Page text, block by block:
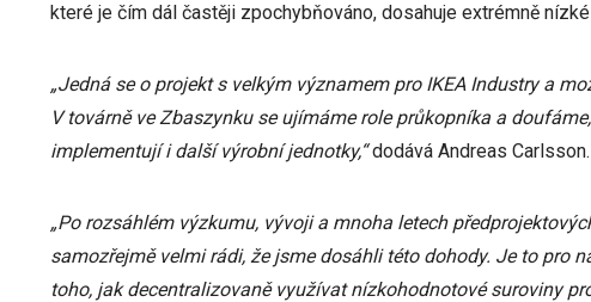
které je čím dál častěji zpochybňováno, dosahuje extrémně
„Jedná se o projekt s velkým významem pro IKEA Industry a
V továrně ve Zbaszynku se ujímáme role průkopníka a
implementují i další výrobní jednotky,“dodává Andreas Carlsson.
„Po rozsáhlém výzkumu, vývoji a mnoha letech
samozřejmě velmi rádi, že jsme dosáhli této dohody. Je to pro
toho, jak decentralizovaně využívat nízkohodnotové suroviny